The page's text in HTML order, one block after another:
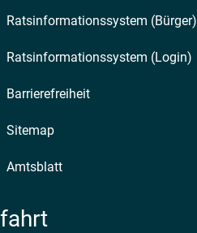
Ratsinformationssystem (Bürger)
Ratsinformationssystem (Login)
Barrierefreiheit
Sitemap
Amtsblatt